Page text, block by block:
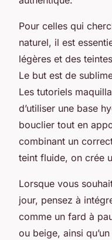
Pour celles qui
naturel, il est
légères et des
Le but est de
Les tutoriels
d’utiliser une base
bouclier tout en
combinant un
teint fluide, on crée
Lorsque vous
jour, pensez à
comme un fard à
ou beige, ainsi